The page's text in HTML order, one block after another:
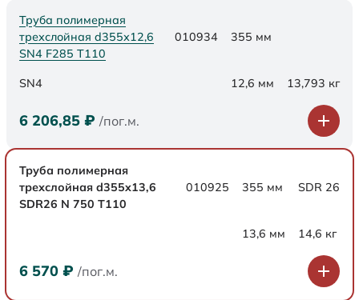
Труба полимерная
трехслойная d355х12,6
SN4 F285 Т110
010934 355 мм
SN4 12,6 мм 13,793 кг
6 206,85 ₽ /пог.м.
Труба полимерная
трехслойная d355x13,6
SDR26 N 750 Т110
010925 355 мм SDR 26
13,6 мм 14,6 кг
6 570 ₽ /пог.м.